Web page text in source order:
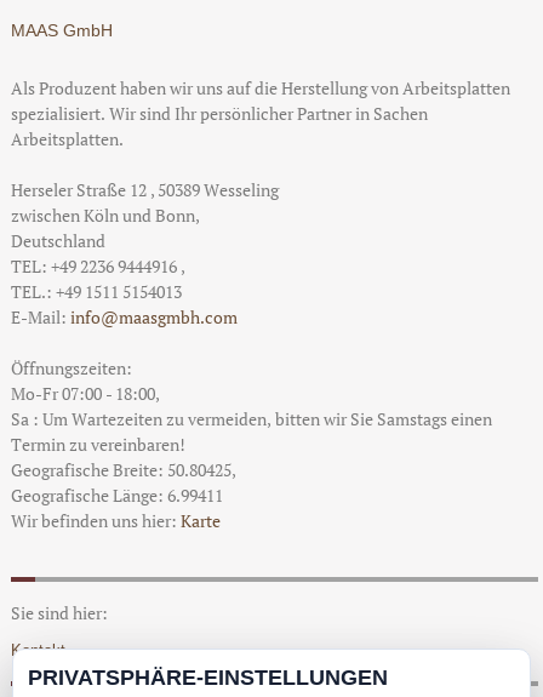
MAAS GmbH
Als Produzent haben wir uns auf die Herstellung von Arbeitsplatten
spezialisiert. Wir sind Ihr persönlicher Partner in Sachen
Arbeitsplatten.
Herseler Straße 12 , 50389Wesseling
zwischenKöln und Bonn,
Deutschland
TEL: +49 2236 9444916 ,
TEL.: +49 1511 5154013
E-Mail: info@maasgmbh.com
Öffnungszeiten:
Mo-Fr 07:00 - 18:00,
Sa : Um Wartezeiten zu vermeiden, bitten wir Sie Samstags einen
Termin zu vereinbaren!
Geografische Breite: 50.80425,
Geografische Länge: 6.99411
Wir befinden uns hier: Karte
Sie sind hier:
Kontakt
PRIVATSPHÄRE-EINSTELLUNGEN